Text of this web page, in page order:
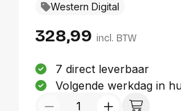
Hybride HDD (H-HDD)
Western Digital
328,99 incl. BTW
7 direct leverbaar
Volgende werkdag in